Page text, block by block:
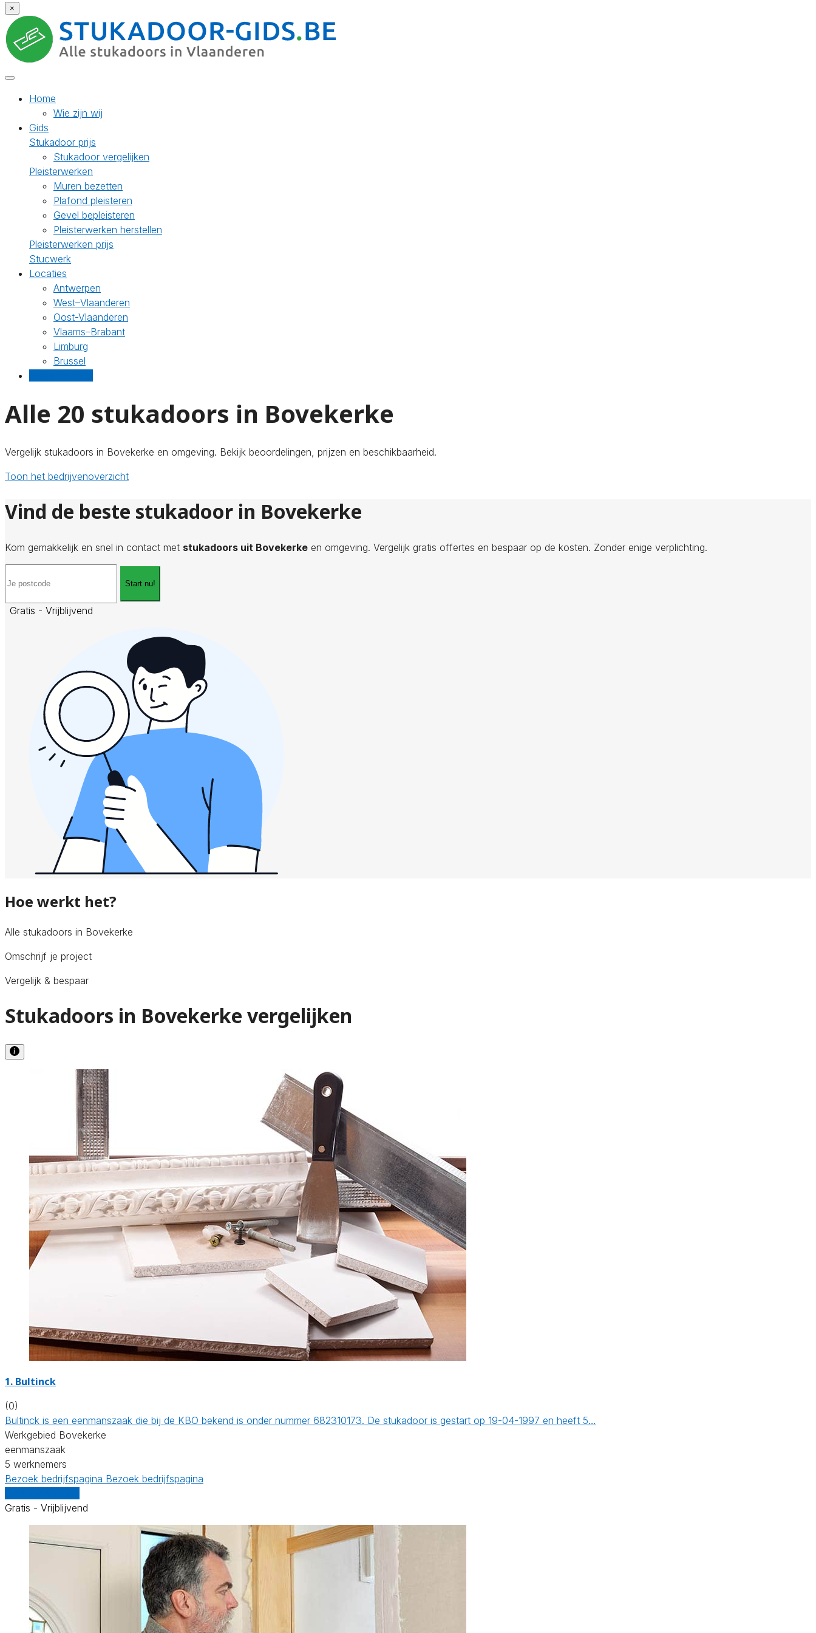
×
Home
Wie zijn wij
Gids
Stukadoor prijs
Stukadoor vergelijken
Pleisterwerken
Muren bezetten
Plafond pleisteren
Gevel bepleisteren
Pleisterwerken herstellen
Pleisterwerken prijs
Stucwerk
Locaties
Antwerpen
West–Vlaanderen
Oost-Vlaanderen
Vlaams–Brabant
Limburg
Brussel
Alle 20 stukadoors in Bovekerke
Vergelijk stukadoors in Bovekerke en omgeving. Bekijk beoordelingen, prijzen en beschikbaarheid.
Toon het bedrijvenoverzicht
Vind de beste stukadoor in Bovekerke
Kom gemakkelijk en snel in contact met stukadoors uit Bovekerke en omgeving. Vergelijk gratis offertes en bespaar op de kosten. Zonder enige verplichting.
Start nu!
Gratis - Vrijblijvend
Hoe werkt het?
Alle stukadoors in Bovekerke
Omschrijf je project
Vergelijk & bespaar
Stukadoors in Bovekerke vergelijken
1. Bultinck
(0)
Bultinck is een eenmanszaak die bij de KBO bekend is onder nummer 682310173. De stukadoor is gestart op 19-04-1997 en heeft 5…
Werkgebied Bovekerke
eenmanszaak
5 werknemers
Bezoek bedrijfspagina Bezoek bedrijfspagina
Gratis - Vrijblijvend